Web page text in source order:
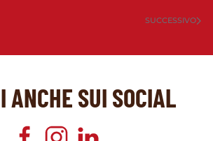
SUCCESSIVO
ANCHE SUI SOCIAL